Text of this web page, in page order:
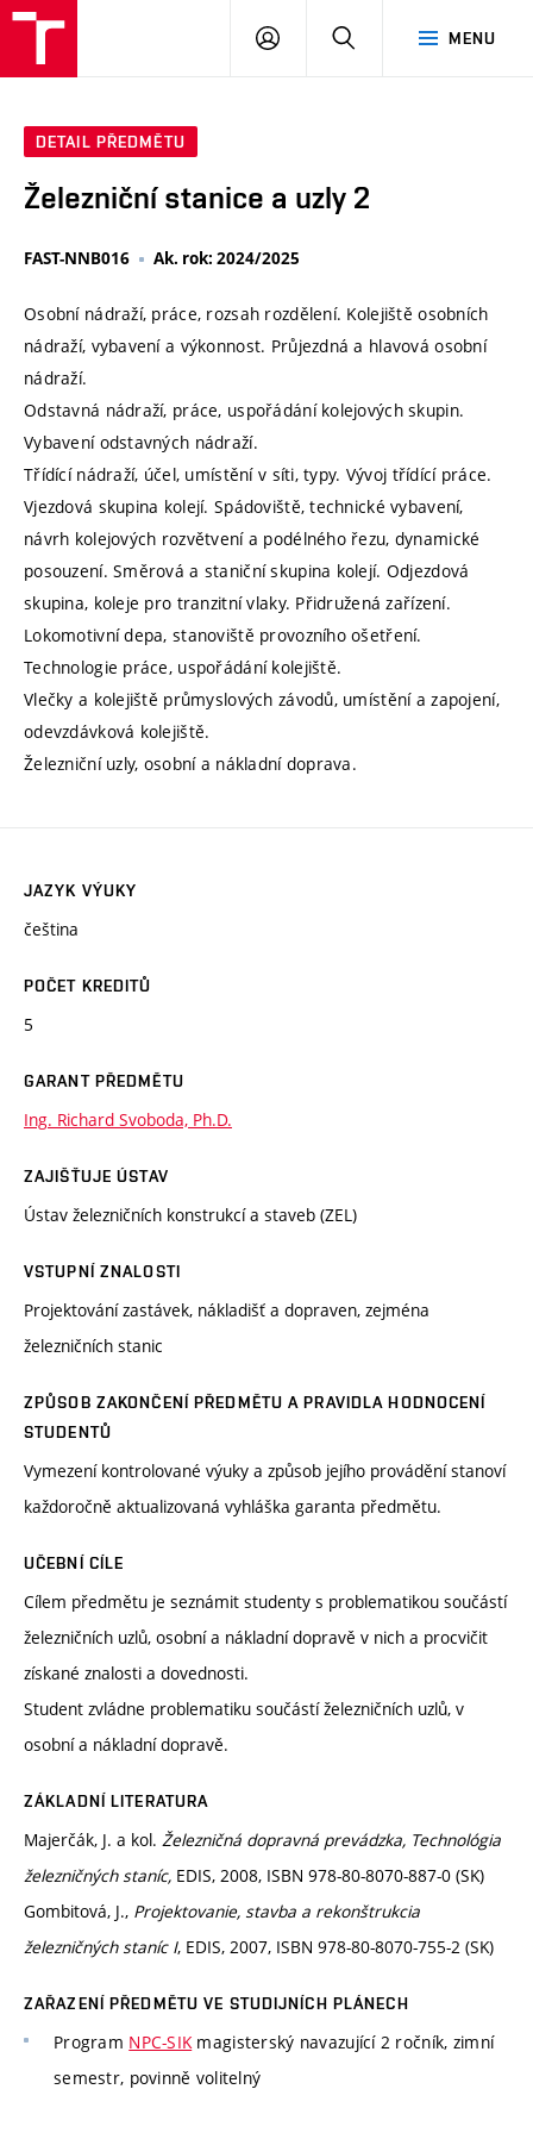
MENU
PŘIHLÁSIT
DETAIL PŘEDMĚTU
Železniční stanice a uzly 2
FAST-NNB016 Ak. rok: 2024/2025
Osobní nádraží, práce, rozsah rozdělení. Kolejiště osobních
nádraží, vybavení a výkonnost. Průjezdná a hlavová osobní
nádraží.
Odstavná nádraží, práce, uspořádání kolejových skupin.
Vybavení odstavných nádraží.
Třídící nádraží, účel, umístění v síti, typy. Vývoj třídící práce.
Vjezdová skupina kolejí. Spádoviště, technické vybavení,
návrh kolejových rozvětvení a podélného řezu, dynamické
posouzení. Směrová a staniční skupina kolejí. Odjezdová
skupina, koleje pro tranzitní vlaky. Přidružená zařízení.
Lokomotivní depa, stanoviště provozního ošetření.
Technologie práce, uspořádání kolejiště.
Vlečky a kolejiště průmyslových závodů, umístění a zapojení,
odevzdávková kolejiště.
Železniční uzly, osobní a nákladní doprava.
JAZYK VÝUKY
čeština
POČET KREDITŮ
5
GARANT PŘEDMĚTU
Ing. Richard Svoboda, Ph.D.
ZAJIŠŤUJE ÚSTAV
Ústav železničních konstrukcí a staveb (ZEL)
VSTUPNÍ ZNALOSTI
Projektování zastávek, nákladišť a dopraven, zejména
železničních stanic
ZPŮSOB ZAKONČENÍ PŘEDMĚTU A PRAVIDLA HODNOCENÍ
STUDENTŮ
Vymezení kontrolované výuky a způsob jejího provádění stanoví
každoročně aktualizovaná vyhláška garanta předmětu.
UČEBNÍ CÍLE
Cílem předmětu je seznámit studenty s problematikou součástí
železničních uzlů, osobní a nákladní dopravě v nich a procvičit
získané znalosti a dovednosti.
Student zvládne problematiku součástí železničních uzlů, v
osobní a nákladní dopravě.
ZÁKLADNÍ LITERATURA
Majerčák, J. a kol. Železničná dopravná prevádzka, Technológia
železničných staníc, EDIS, 2008, ISBN 978-80-8070-887-0 (SK)
Gombitová, J., Projektovanie, stavba a rekonštrukcia
železničných staníc I, EDIS, 2007, ISBN 978-80-8070-755-2 (SK)
ZAŘAZENÍ PŘEDMĚTU VE STUDIJNÍCH PLÁNECH
Program NPC-SIKmagisterský navazující 2 ročník, zimní
semestr, povinně volitelný